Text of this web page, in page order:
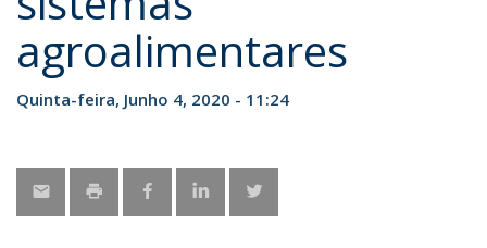
agroalimentares
Quinta-feira, Junho 4, 2020 - 11:24